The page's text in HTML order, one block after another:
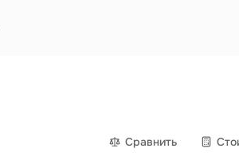
Сравнить